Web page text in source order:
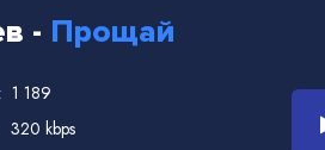
- Прощай
1 189
320 kbps